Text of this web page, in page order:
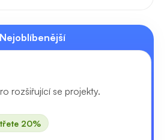
Nejoblíbenější
rozšiřující se projekty.
20%